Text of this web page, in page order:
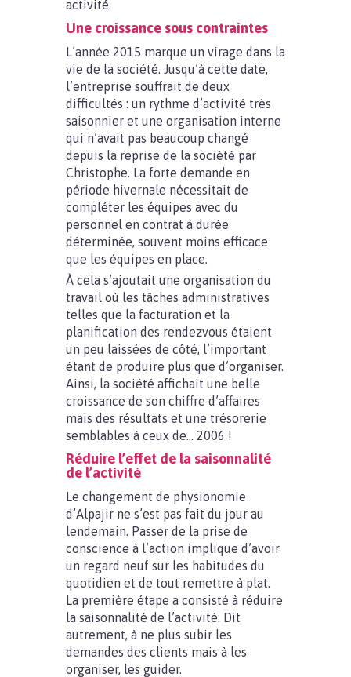
activité.
Une croissance sous contraintes
L’année 2015 marque un virage dans la
vie de la société. Jusqu’à cette date,
l’entreprise souffrait de deux
difficultés : un rythme d’activité très
saisonnier et une organisation interne
qui n’avait pas beaucoup changé
depuis la reprise de la société par
Christophe. La forte demande en
période hivernale nécessitait de
compléter les équipes avec du
personnel en contrat à durée
déterminée, souvent moins efficace
que les équipes en place.
À cela s’ajoutait une organisation du
travail où les tâches administratives
telles que la facturation et la
planification des rendezvous étaient
un peu laissées de côté, l’important
étant de produire plus que d’organiser.
Ainsi, la société affichait une belle
croissance de son chiffre d’affaires
mais des résultats et une trésorerie
semblables à ceux de… 2006 !
Réduire l’effet de la saisonnalité
de l’activité
Le changement de physionomie
d’Alpajir ne s’est pas fait du jour au
lendemain. Passer de la prise de
conscience à l’action implique d’avoir
un regard neuf sur les habitudes du
quotidien et de tout remettre à plat.
La première étape a consisté à réduire
la saisonnalité de l’activité. Dit
autrement, à ne plus subir les
demandes des clients mais à les
organiser, les guider.